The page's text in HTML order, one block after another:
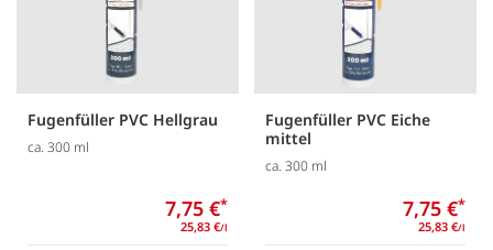
Fugenfüller PVC Hellgrau
ca. 300 ml
7,75 €*
25,83 €/l
Fugenfüller PVC Eiche
mittel
ca. 300 ml
7,75 €*
25,83 €/l